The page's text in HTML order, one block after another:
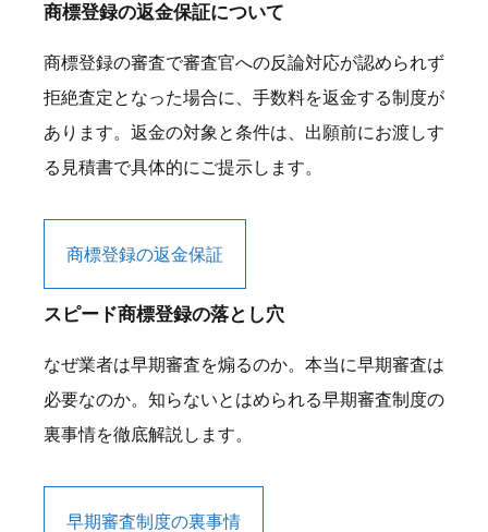
商標登録の返金保証について
商標登録の審査で審査官への反論対応が認められず
拒絶査定となった場合に、手数料を返金する制度が
あります。返金の対象と条件は、出願前にお渡しす
る見積書で具体的にご提示します。
商標登録の返金保証
スピード商標登録の落とし穴
なぜ業者は早期審査を煽るのか。本当に早期審査は
必要なのか。知らないとはめられる早期審査制度の
裏事情を徹底解説します。
早期審査制度の裏事情